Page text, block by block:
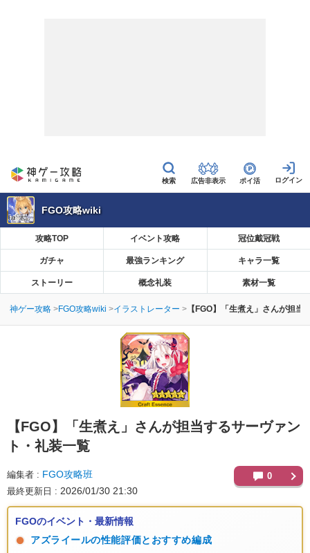
広告非表示 ポイ活
FGO攻略wiki
攻略TOP イベント攻略 冠位戴冠戦
ガチャ 最強ランキング キャラ一覧
ストーリー 概念礼装 素材一覧
神ゲー攻略 FGO攻略wiki イラストレーター 【FGO】「生煮え」さんが担
【FGO】
「生煮え」さんが担当するサーヴァン
ト・礼装一覧
編集者 FGO攻略班
最終更新日 2026/01/30 21:30
0
FGOのイベント・最新情報
アズライールの性能評価とおすすめ編成